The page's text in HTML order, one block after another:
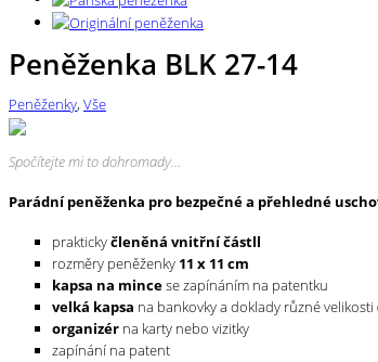
Peněženka BLK 27-14
Peněženky, Vše
Spočítejte mi to dohromady…
Parádní peněženka pro bezpečné a přehledné
praktickyčleněná vnitřní částll
rozměry peněženky 11 x 11 cm
kapsa na mincese zapínáním na patentku
velká kapsa na bankovky a doklady různé
organizér na karty nebo vizitky
zapínání na patent